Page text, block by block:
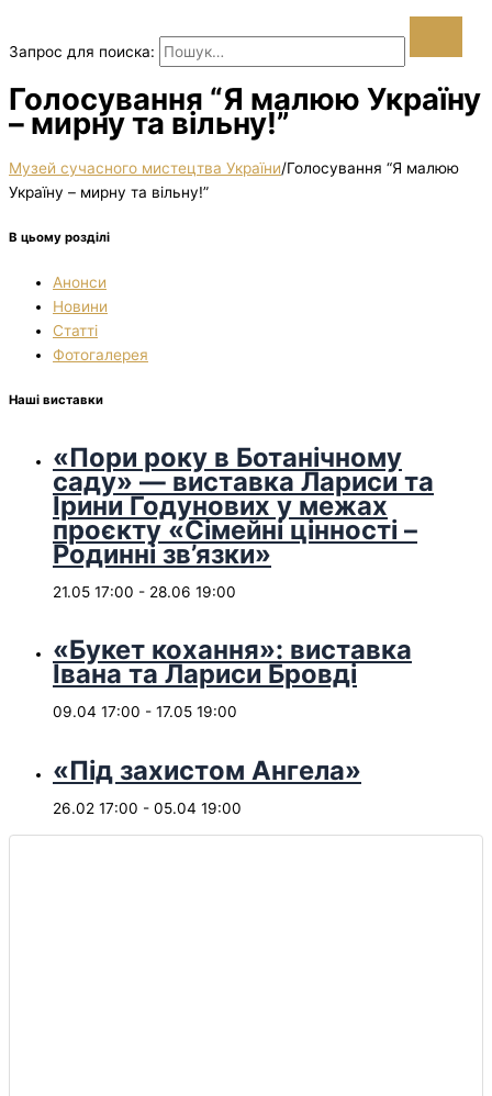
Запрос для поиска:
Голосування “Я малюю Україну
– мирну та вільну!”
Музей сучасного мистецтва України/Голосування “Я малюю
Україну – мирну та вільну!”
В цьому розділі
Анонси
Новини
Статті
Фотогалерея
Наші виставки
«Пори року в Ботанічному
саду» — виставка Лариси та
Ірини Годунових у межах
проєкту «Сімейні цінності –
Родинні зв’язки»
21.05 17:00 - 28.06 19:00
«Букет кохання»: виставка
Івана та Лариси Бровді
09.04 17:00 - 17.05 19:00
«Під захистом Ангела»
26.02 17:00 - 05.04 19:00